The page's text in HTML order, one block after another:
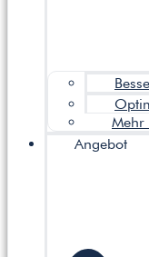
Mehr
Angebot